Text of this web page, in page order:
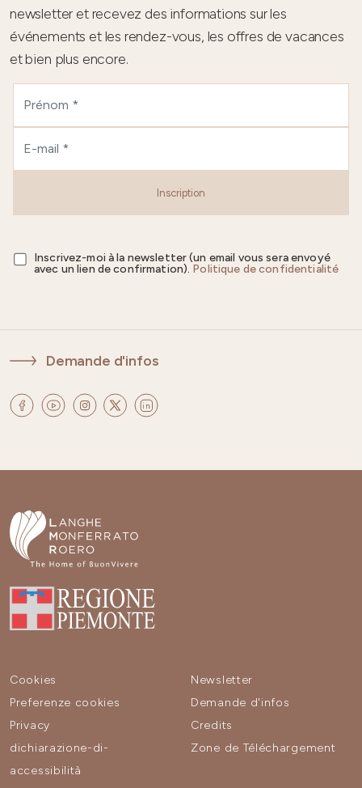
newsletter et recevez des informations sur les
événements et les rendez-vous, les offres de vacances
et bien plus encore.
Inscription
Inscrivez-moi à la newsletter (un email vous sera envoyé
avec un lien de confirmation). Politique de confidentialité
Demande d'infos
Cookies
Preferenze cookies
Privacy
dichiarazione-di-
accessibilità
Newsletter
Demande d'infos
Credits
Zone de Téléchargement